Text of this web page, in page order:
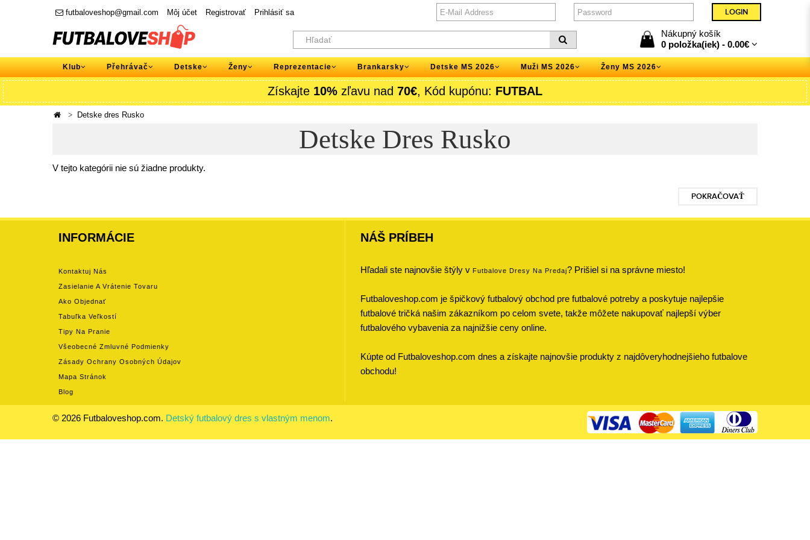
futbaloveshop@gmail.com Môj účet Registrovať Prihlásiť sa
Nákupný košík
0 položka(iek) - 0.00€
Klub Přehrávač Detske Ženy Reprezentacie Brankarsky Detske MS 2026 Muži MS 2026 Ženy MS 2026
Získajte 10% zľavu nad 70€, Kód kupónu: FUTBAL
Detske dres Rusko
Detske Dres Rusko
V tejto kategórii nie sú žiadne produkty.
POKRAČOVAŤ
INFORMÁCIE
Kontaktuj Nás
Zasielanie A Vrátenie Tovaru
Ako Objednať
Tabuľka Veľkostí
Tipy Na Pranie
Všeobecné Zmluvné Podmienky
Zásady Ochrany Osobných Údajov
Mapa Stránok
Blog
NÁŠ PRÍBEH
Hľadali ste najnovšie štýly v Futbalove Dresy Na Predaj? Prišiel si na správne miesto!
Futbaloveshop.com je špičkový futbalový obchod pre futbalové potreby a poskytuje najlepšie
futbalové tričká našim zákazníkom po celom svete, takže môžete nakupovať najlepší výber
futbalového vybavenia za najnižšie ceny online.
Kúpte od Futbaloveshop.com dnes a získajte najnovšie produkty z najdôveryhodnejšieho futbalove
obchodu!
© 2026 Futbaloveshop.com. Detský futbalový dres s vlastným menom.